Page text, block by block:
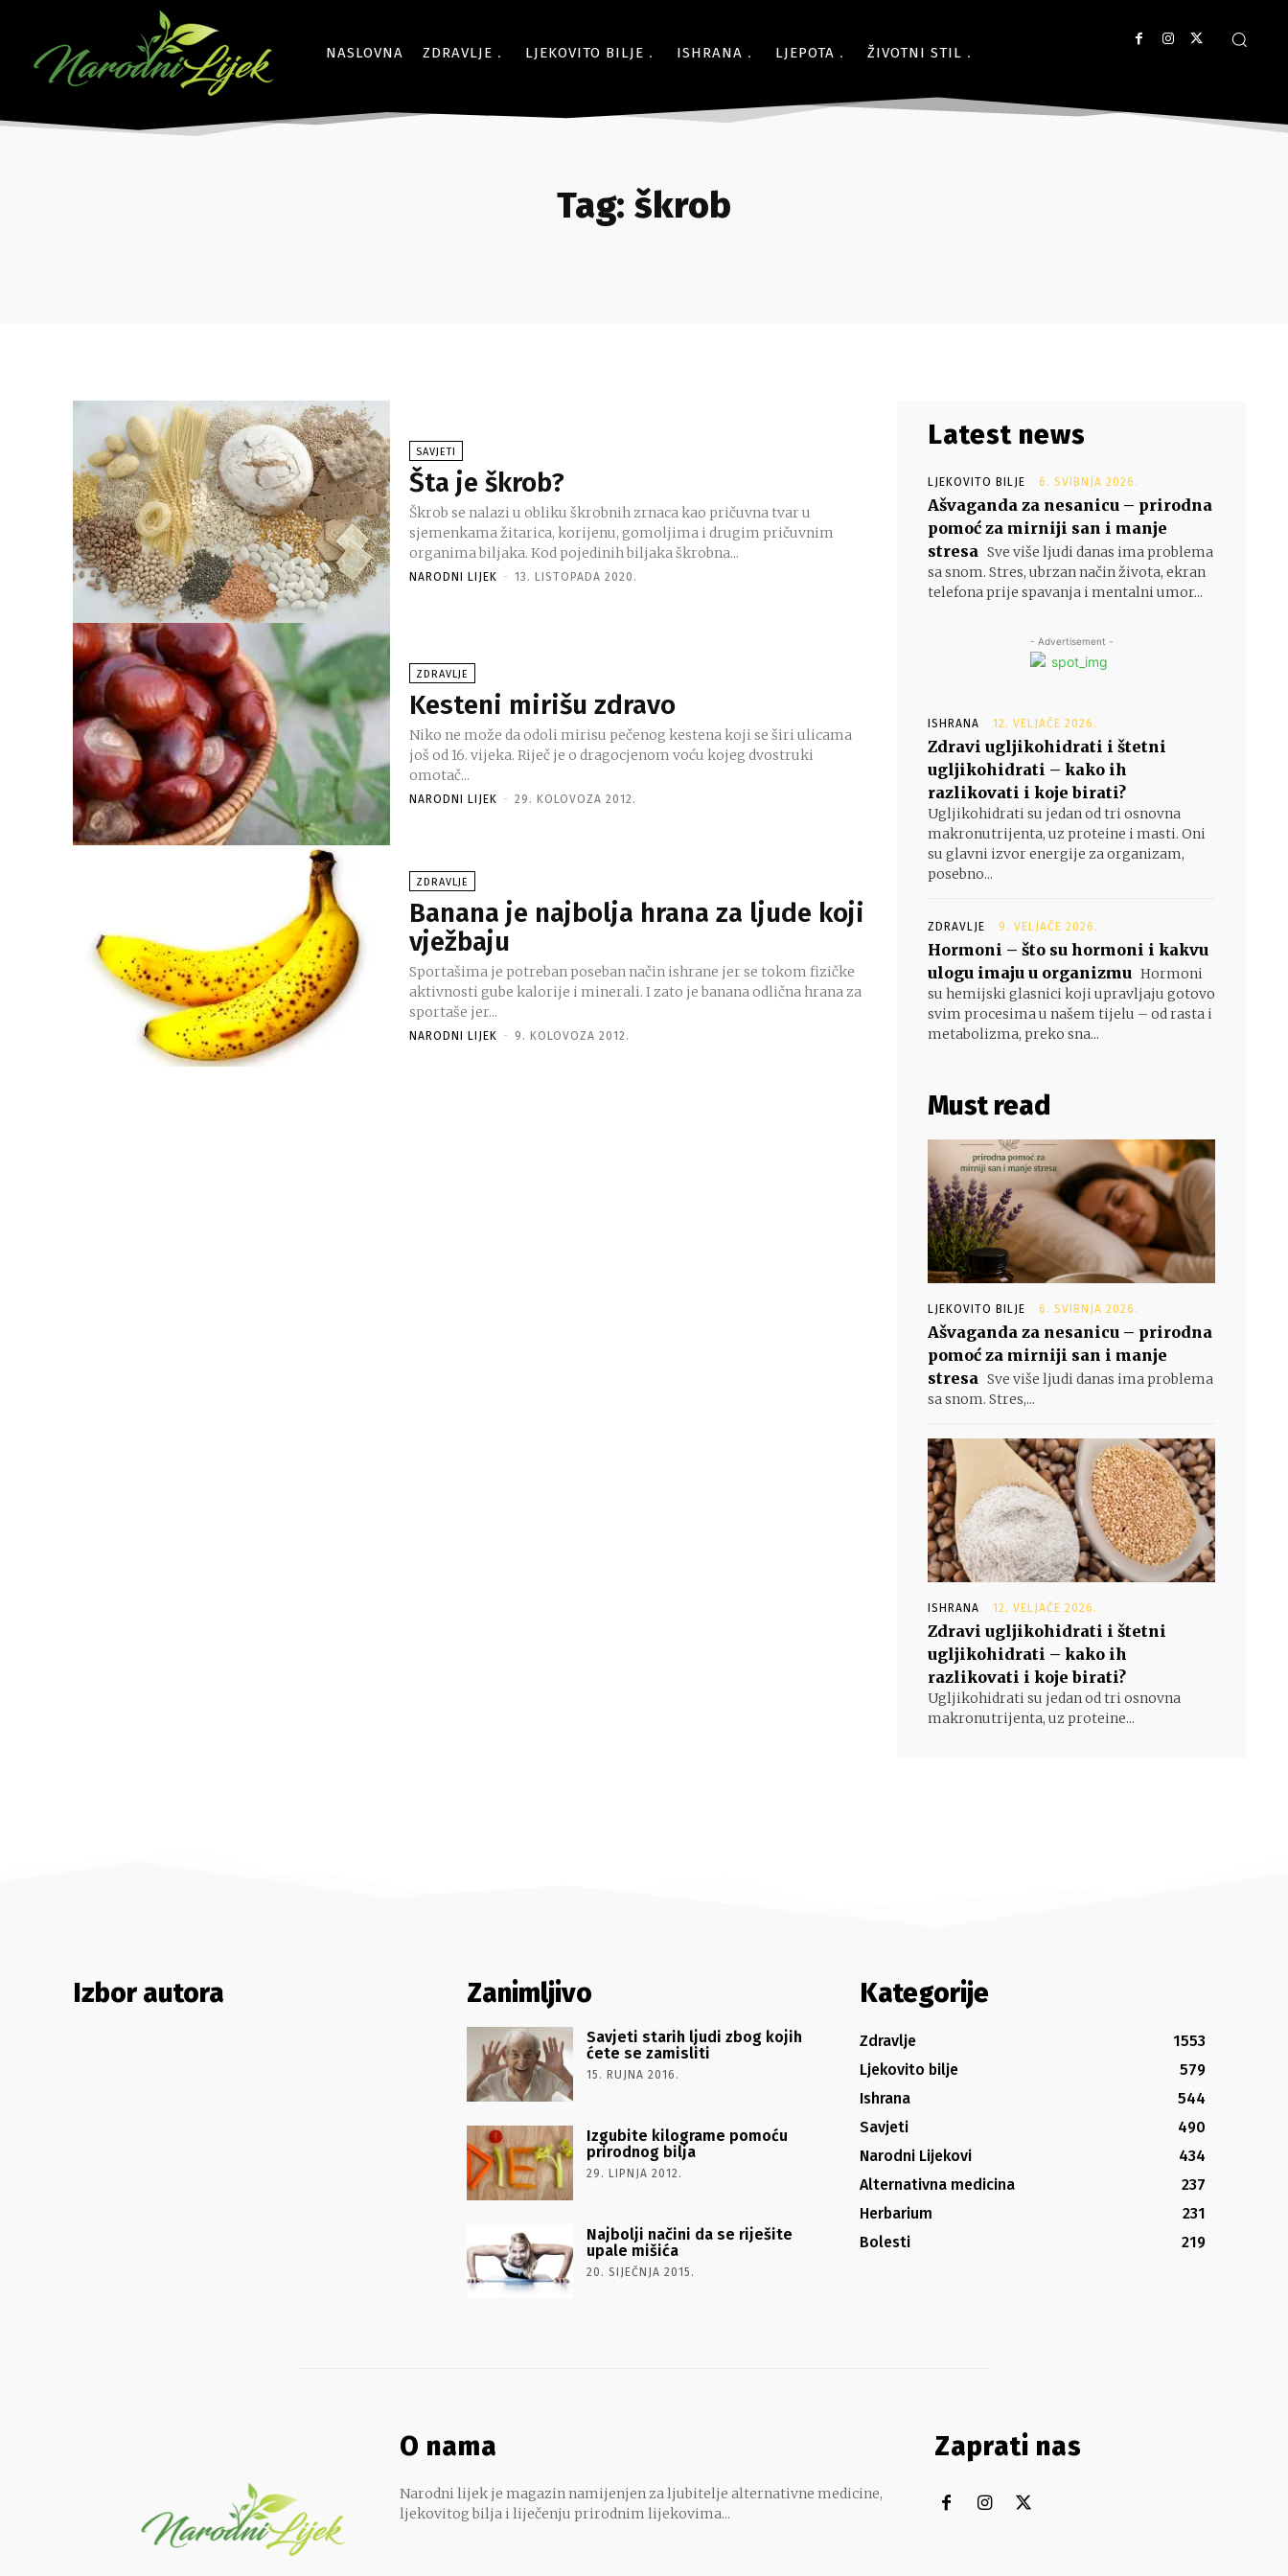
NASLOVNA ZDRAVLJE LJEKOVITO BILJE ISHRANA LJEPOTA ŽIVOTNI STIL
Tag: škrob
SAVJETI
Šta je škrob?
Škrob se nalazi u obliku škrobnih zrnaca kao pričuvna tvar u
sjemenkama žitarica, korijenu, gomoljima i drugim pričuvnim
organima biljaka. Kod pojedinih biljaka škrobna...
NARODNI LIJEK - 13. LISTOPADA 2020.
ZDRAVLJE
Kesteni mirišu zdravo
Niko ne može da odoli mirisu pečenog kestena koji se širi ulicama
još od 16. vijeka. Riječ je o dragocjenom voću kojeg dvostruki
omotač...
NARODNI LIJEK - 29. KOLOVOZA 2012.
ZDRAVLJE
Banana je najbolja hrana za ljude koji
vježbaju
Sportašima je potreban poseban način ishrane jer se tokom fizičke
aktivnosti gube kalorije i minerali. I zato je banana odlična hrana za
sportaše jer...
NARODNI LIJEK - 9. KOLOVOZA 2012.
Latest news
LJEKOVITO BILJE 6. SVIBNJA 2026.
Ašvaganda za nesanicu – prirodna
pomoć za mirniji san i manje
stresa Sve više ljudi danas ima problema
sa snom. Stres, ubrzan način života, ekran
telefona prije spavanja i mentalni umor...
- Advertisement -
ISHRANA 12. VELJAČE 2026.
Zdravi ugljikohidrati i štetni
ugljikohidrati – kako ih
razlikovati i koje birati?
Ugljikohidrati su jedan od tri osnovna
makronutrijenta, uz proteine i masti. Oni
su glavni izvor energije za organizam,
posebno...
ZDRAVLJE 9. VELJAČE 2026.
Hormoni – što su hormoni i kakvu
ulogu imaju u organizmu Hormoni
su hemijski glasnici koji upravljaju gotovo
svim procesima u našem tijelu – od rasta i
metabolizma, preko sna...
Must read
LJEKOVITO BILJE 6. SVIBNJA 2026.
Ašvaganda za nesanicu – prirodna
pomoć za mirniji san i manje
stresa Sve više ljudi danas ima problema
sa snom. Stres,...
ISHRANA 12. VELJAČE 2026.
Zdravi ugljikohidrati i štetni
ugljikohidrati – kako ih
razlikovati i koje birati?
Ugljikohidrati su jedan od tri osnovna
makronutrijenta, uz proteine...
Izbor autora Zanimljivo
Savjeti starih ljudi zbog kojih
ćete se zamisliti
15. RUJNA 2016.
Izgubite kilograme pomoću
prirodnog bilja
29. LIPNJA 2012.
Najbolji načini da se riješite
upale mišića
20. SIJEČNJA 2015.
Kategorije
Zdravlje
1553
Ljekovito bilje
579
Ishrana
544
Savjeti
490
Narodni Lijekovi
434
Alternativna medicina
237
Herbarium
231
Bolesti
219
O nama
Narodni lijek je magazin namijenjen za ljubitelje alternativne medicine,
ljekovitog bilja i liječenju prirodnim lijekovima...
Zaprati nas